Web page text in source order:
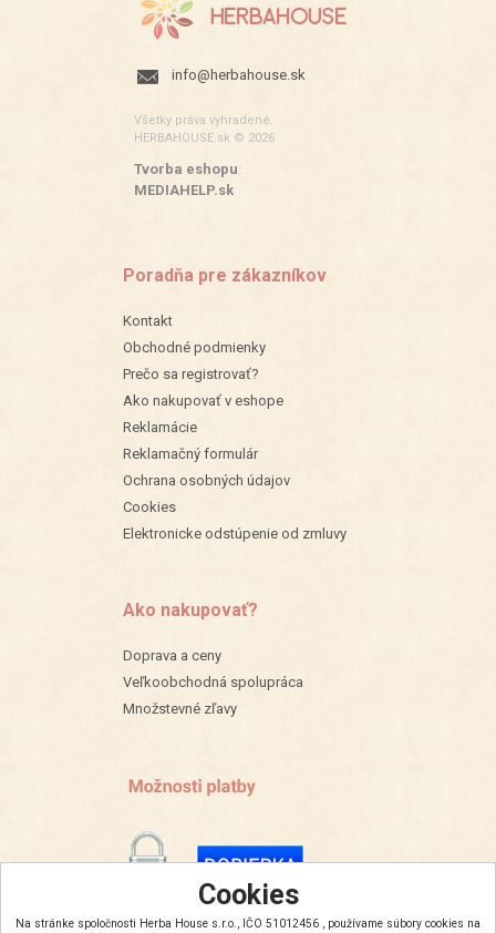
Cookies
Na stránke spoločnosti Herba House s.r.o., IČO 51012456 , používame súbory cookies na
info@herbahouse.sk
Všetky práva vyhradené.
HERBAHOUSE.sk © 2026
Tvorba eshopu:
MEDIAHELP.sk
Poradňa pre zákazníkov
Kontakt
Obchodné podmienky
Prečo sa registrovať?
Ako nakupovať v eshope
Reklamácie
Reklamačný formulár
Ochrana osobných údajov
Cookies
Elektronicke odstúpenie od zmluvy
Ako nakupovať?
Doprava a ceny
Veľkoobchodná spolupráca
Množstevné zľavy